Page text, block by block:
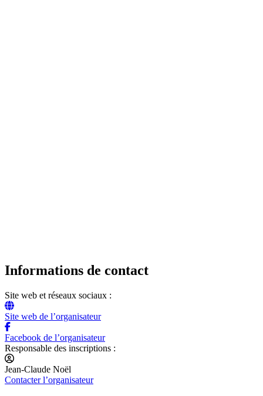
Informations de contact
Site web et réseaux sociaux :
Site web de l’organisateur
Facebook de l’organisateur
Responsable des inscriptions :
Jean-Claude Noël
Contacter l’organisateur